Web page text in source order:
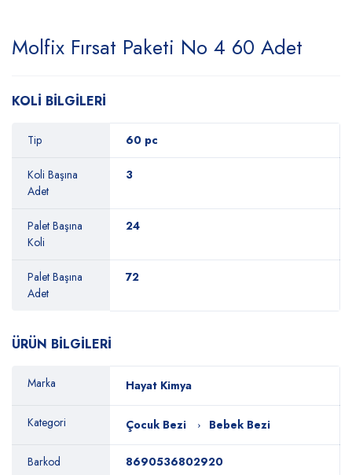
Molfix Fırsat Paketi No 4 60 Adet
KOLİ BİLGİLERİ
Tip 60 pc
Koli Başına
Adet
3
Palet Başına
Koli
24
Palet Başına
Adet
72
ÜRÜN BİLGİLERİ
Marka Hayat Kimya
Kategori Çocuk Bezi Bebek Bezi
Barkod 8690536802920